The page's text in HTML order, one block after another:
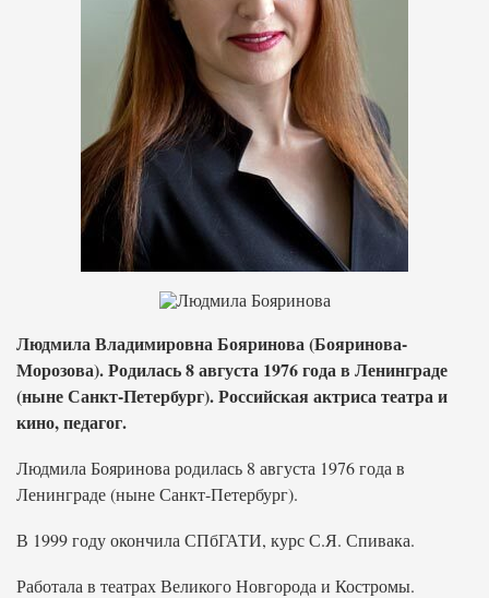
Людмила Владимировна Бояринова (Бояринова-
Морозова). Родилась 8 августа 1976 года в Ленинграде
(ныне Санкт-Петербург). Российская актриса театра и
кино, педагог.
Людмила Бояринова родилась 8 августа 1976 года в
Ленинграде (ныне Санкт-Петербург).
В 1999 году окончила СПбГАТИ, курс С.Я. Спивака.
Работала в театрах Великого Новгорода и Костромы.